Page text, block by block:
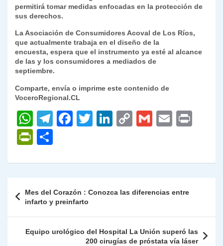
permitirá tomar medidas enfocadas en la protección de
sus derechos.
La Asociación de Consumidores Acoval de Los Ríos,
que actualmente trabaja en el diseño de la
encuesta, espera que el instrumento ya esté al alcance
de las y los consumidores a mediados de
septiembre.
Comparte, envía o imprime este contenido de
VoceroRegional.CL
W
h
at
s
p
p
T
gr
m
F
e
o
o
k
T
er
Li
e
n
C
y
n
k
G
l
E
l
P
nt
Fr
ie
n
dl
m
p
ar
tir
de
entradas
Mes del Corazón : Conozca las diferencias entre
infarto y preinfarto
Equipo urológico del Hospital La Unión superó las
200 cirugías de próstata vía láser